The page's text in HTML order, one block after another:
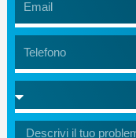
Message